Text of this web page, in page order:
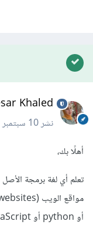
Khaled
نشر10 سبتمبر 2019
أهلًا بك،
تعلم أي لغة برمجة